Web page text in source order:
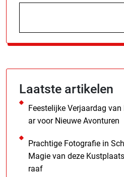
Laatste artikelen
Feestelijke Verjaardag
ar voor Nieuwe Avonturen
Prachtige Fotografie in
Magie van deze
raaf